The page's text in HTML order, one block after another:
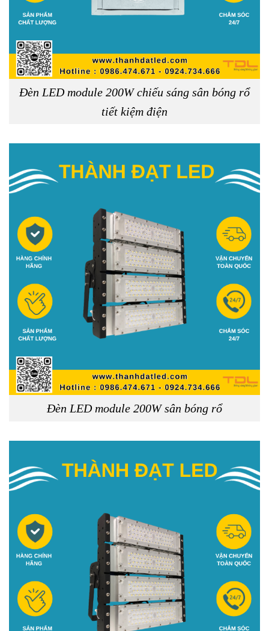
Đèn LED module 200W chiếu sáng sân bóng rổ
tiết kiệm điện
Đèn LED module 200W sân bóng rổ